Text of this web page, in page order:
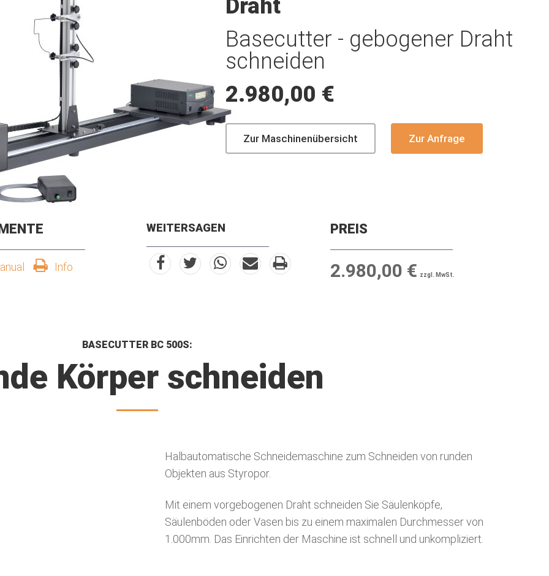
Draht
Basecutter - gebogener Draht
schneiden
2.980,00 €
Zur Maschinenübersicht Zur Anfrage
Info
WEITERSAGEN PREIS
2.980,00 € zzgl. MwSt.
BASECUTTER BC 500S:
Körper schneiden
Halbautomatische Schneidemaschine zum Schneiden von runden
Objekten aus Styropor.
Mit einem vorgebogenen Draht schneiden Sie Säulenköpfe,
Säulenböden oder Vasen bis zu einem maximalen Durchmesser von
1.000mm. Das Einrichten der Maschine ist schnell und unkompliziert.